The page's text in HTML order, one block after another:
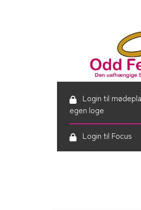
Login til
egen loge
Login til Focus